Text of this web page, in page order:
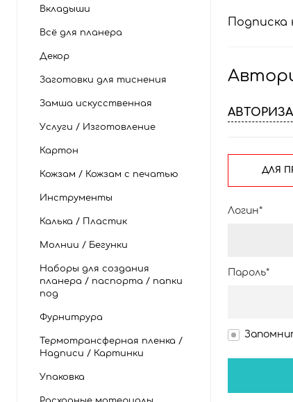
Вкладыши
Всё для планера
Декор
Заготовки для тиснения
Замша искусственная
Услуги / Изготовление
Картон
Кожзам / Кожзам с печатью
Инструменты
Калька / Пластик
Молнии / Бегунки
Наборы для создания
планера / паспорта / папки
под
Фурнитрура
Термотрансферная пленка /
Надписи / Картинки
Упаковка
Подписка
ДЛЯ
Логин*
Пароль*